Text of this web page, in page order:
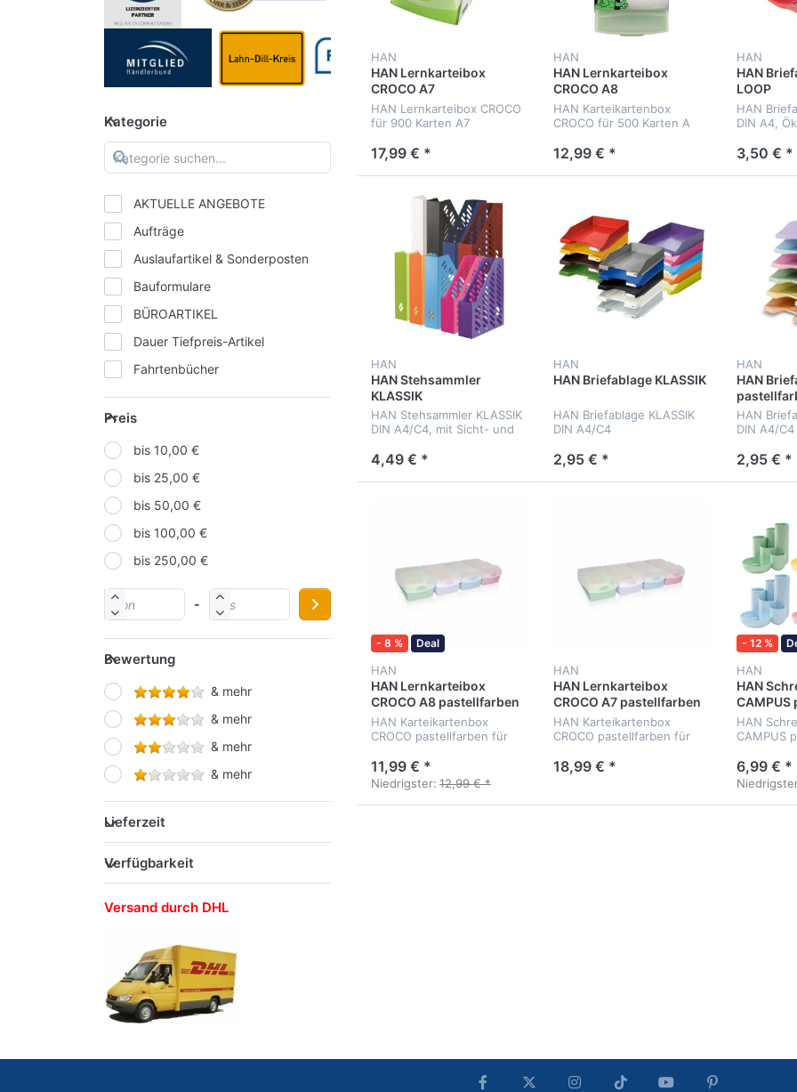
Kategorie
AKTUELLE ANGEBOTE
Aufträge
Auslaufartikel & Sonderposten
Bauformulare
BÜROARTIKEL
Dauer Tiefpreis-Artikel
Fahrtenbücher
Formularbücher & Formulare
Gastronomie Bon-Artikel
Kassenformulare
Kurzbriefe
Lieferscheine
Mahnwesen
Personalformulare
Postformular
Quittungen
Schulangebote 2026 (duo-
Schulprospekt)
Verträge
Vertreterformulare
Preis
bis 10,00 €
bis 25,00 €
bis 50,00 €
bis 100,00 €
bis 250,00 €
-
Bewertung
& mehr
& mehr
& mehr
& mehr
Lieferzeit
Verfügbarkeit
Versand durch DHL
HAN
HAN Lernkarteibox
CROCO A7
HAN Lernkarteibox CROCO
für 900 Karten A7
17,99 € *
HAN
HAN Lernkarteibox
CROCO A8
HAN Karteikartenbox
CROCO für 500 Karten A
12,99 € *
HAN
HAN
LOOP
HAN
DIN A4,
3,50 € *
HAN
HAN Stehsammler
KLASSIK
HAN Stehsammler KLASSIK
DIN A4/C4, mit Sicht- und
4,49 € *
HAN
HAN Briefablage KLASSIK
HAN Briefablage KLASSIK
DIN A4/C4
2,95 € *
HAN
HAN
HAN
DIN A4/
2,95 € *
- 8 % Deal
HAN
HAN Lernkarteibox
CROCO A8 pastellfarben
HAN Karteikartenbox
CROCO pastellfarben für
11,99 € *
Niedrigster: 12,99 € *
HAN
HAN Lernkarteibox
CROCO A7 pastellfarben
HAN Karteikartenbox
CROCO pastellfarben für
18,99 € *
- 12 %
HAN
HAN
CAMPUS
HAN
CAMPUS
Schale
6,99 € *